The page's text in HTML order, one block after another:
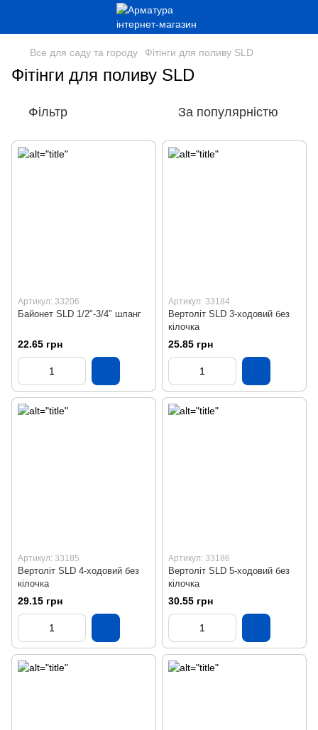
Все для саду та городу Фітінги для поливу SLD
Фітінги для поливу SLD
Фільтр За популярністю
Артикул: 33206
Байонет SLD 1/2"-3/4" шланг
22.65 грн
Артикул: 33184
Вертоліт SLD 3-ходовий без
кілочка
25.85 грн
Артикул: 33185
Вертоліт SLD 4-ходовий без
кілочка
29.15 грн
Артикул: 33186
Вертоліт SLD 5-ходовий без
кілочка
30.55 грн